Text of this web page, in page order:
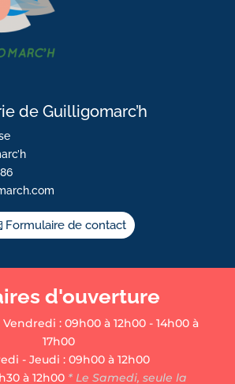
de Guilligomarc’h
Formulaire de contact
d'ouverture
: 09h00 à 12h00 - 14h00 à
17h00
- Jeudi : 09h00 à 12h00
à 12h00* Le Samedi, seule la